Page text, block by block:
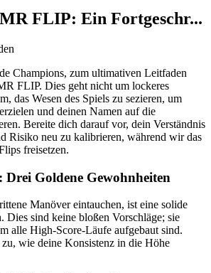
FLIP: Ein Fortgeschr...
Champions, zum ultimativen Leitfaden
FLIP. Dies geht nicht um lockeres
das Wesen des Spiels zu sezieren, um
und deinen Namen auf die
Bereite dich darauf vor, dein Verständnis
Risiko neu zu kalibrieren, während wir das
freisetzen.
Drei Goldene Gewohnheiten
Manöver eintauchen, ist eine solide
Dies sind keine bloßen Vorschläge; sie
alle High-Score-Läufe aufgebaut sind.
wie deine Konsistenz in die Höhe